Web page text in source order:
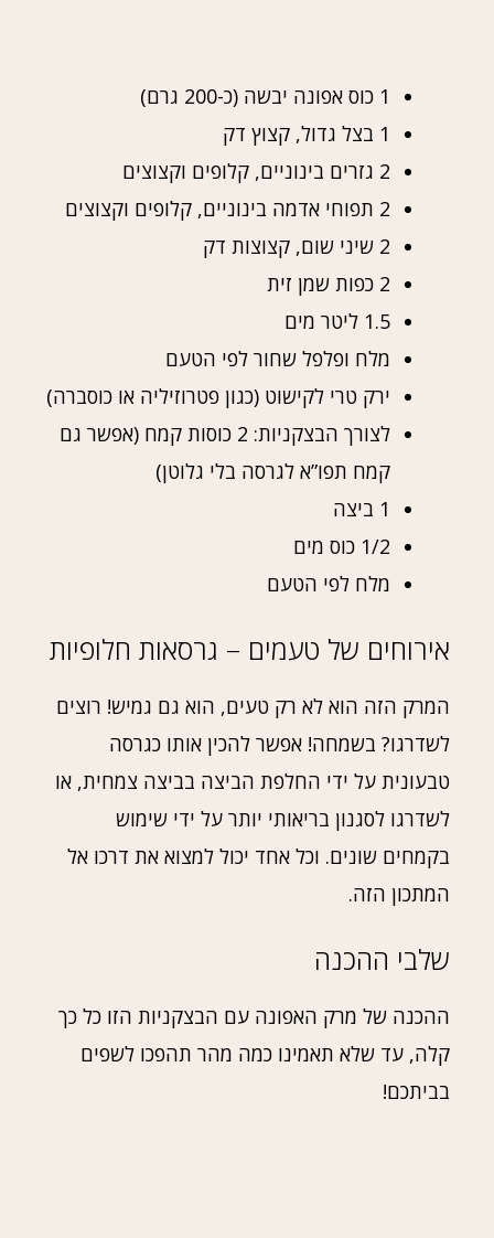
1 כוס אפונה יבשה (כ-200 גרם)
1 בצל גדול, קצוץ דק
2 גזרים בינוניים, קלופים וקצוצים
2 תפוחי אדמה בינוניים, קלופים וקצוצים
2 שיני שום, קצוצות דק
2 כפות שמן זית
1.5 ליטר מים
מלח ופלפל שחור לפי הטעם
ירק טרי לקישוט (כגון פטרוזיליה או כוסברה)
לצורך הבצקניות: 2 כוסות קמח (אפשר גם
קמח תפו”א לגרסה בלי גלוטן)
1 ביצה
1/2 כוס מים
מלח לפי הטעם
אירוחים של טעמים – גרסאות חלופיות
המרק הזה הוא לא רק טעים, הוא גם גמיש! רוצים
לשדרגו? בשמחה! אפשר להכין אותו כגרסה
טבעונית על ידי החלפת הביצה בביצה צמחית, או
לשדרגו לסגנון בריאותי יותר על ידי שימוש
בקמחים שונים. וכל אחד יכול למצוא את דרכו אל
המתכון הזה.
שלבי ההכנה
ההכנה של מרק האפונה עם הבצקניות הזו כל כך
קלה, עד שלא תאמינו כמה מהר תהפכו לשפים
בביתכם!